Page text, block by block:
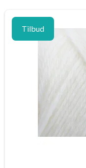
Tilbud